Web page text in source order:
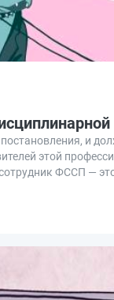
и
этой
ФССП —